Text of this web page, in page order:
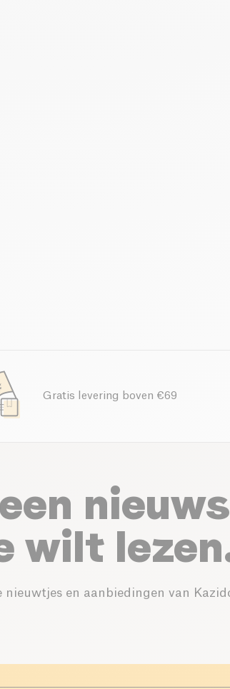
Gratis levering boven €69
wilt
nieuwtjes en aanbiedingen van